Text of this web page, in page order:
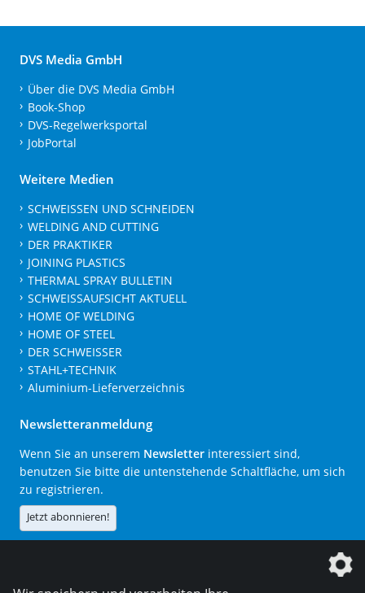
DVS Media GmbH
Über die DVS Media GmbH
Book-Shop
DVS-Regelwerksportal
JobPortal
Weitere Medien
SCHWEISSEN UND SCHNEIDEN
WELDING AND CUTTING
DER PRAKTIKER
JOINING PLASTICS
THERMAL SPRAY BULLETIN
SCHWEISSAUFSICHT AKTUELL
HOME OF WELDING
HOME OF STEEL
DER SCHWEISSER
STAHL+TECHNIK
Aluminium-Lieferverzeichnis
Newsletteranmeldung
Wenn Sie an unserem Newsletter interessiert sind,
benutzen Sie bitte die untenstehende Schaltfläche, um sich
zu registrieren.
Jetzt abonnieren!
Die DVS Media GmbH ist ein Unternehmen der